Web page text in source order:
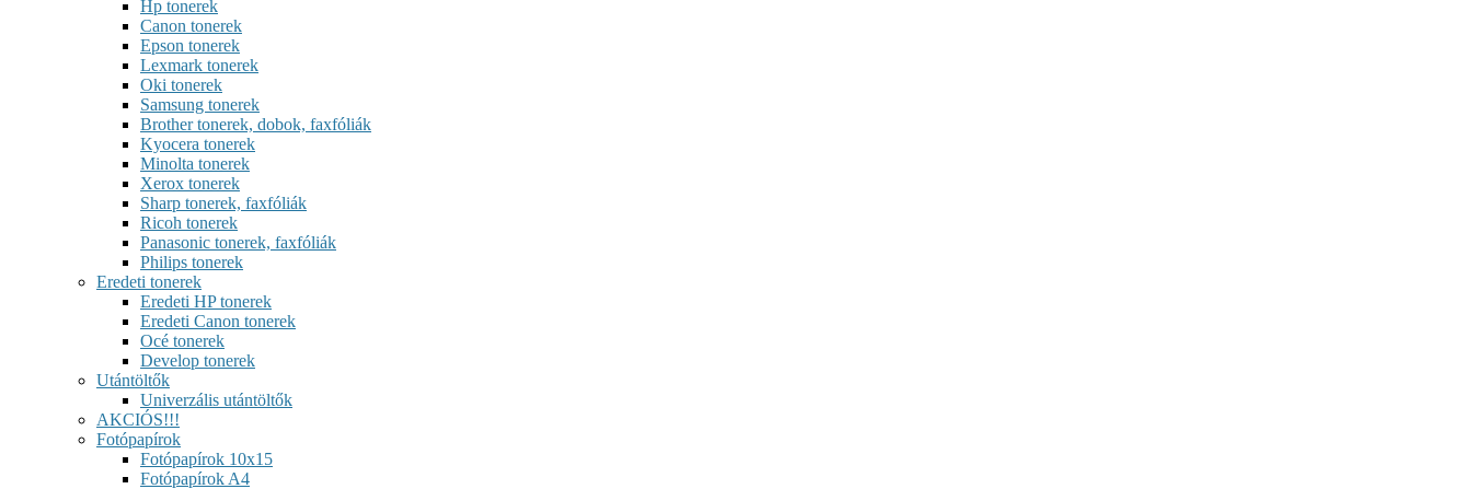
Hp tonerek
Canon tonerek
Epson tonerek
Lexmark tonerek
Oki tonerek
Samsung tonerek
Brother tonerek, dobok, faxfóliák
Kyocera tonerek
Minolta tonerek
Xerox tonerek
Sharp tonerek, faxfóliák
Ricoh tonerek
Panasonic tonerek, faxfóliák
Philips tonerek
Eredeti tonerek
Eredeti HP tonerek
Eredeti Canon tonerek
Océ tonerek
Develop tonerek
Utántöltők
Univerzális utántöltők
AKCIÓS!!!
Fotópapírok
Fotópapírok 10x15
Fotópapírok A4